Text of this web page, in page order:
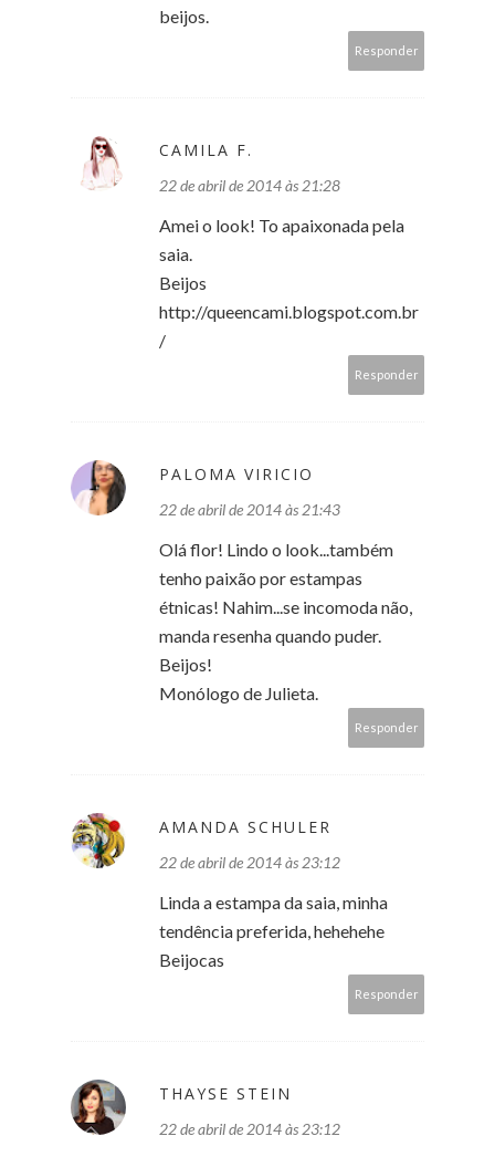
beijos.
Responder
CAMILA F.
22 de abril de 2014 às 21:28
Amei o look! To apaixonada pela
saia.
Beijos
http://queencami.blogspot.com.br
/
Responder
PALOMA VIRICIO
22 de abril de 2014 às 21:43
Olá flor! Lindo o look...também
tenho paixão por estampas
étnicas! Nahim...se incomoda não,
manda resenha quando puder.
Beijos!
Monólogo de Julieta.
Responder
AMANDA SCHULER
22 de abril de 2014 às 23:12
Linda a estampa da saia, minha
tendência preferida, hehehehe
Beijocas
Responder
THAYSE STEIN
22 de abril de 2014 às 23:12